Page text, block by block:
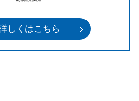
しくはこちら